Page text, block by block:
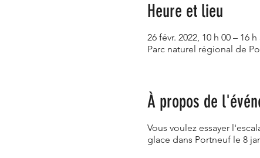
Heure et lieu
26 févr. 2022, 10 h 00 – 16 h
Parc naturel régional de
À propos de
Vous voulez essayer
glace dans Portneuf le 8